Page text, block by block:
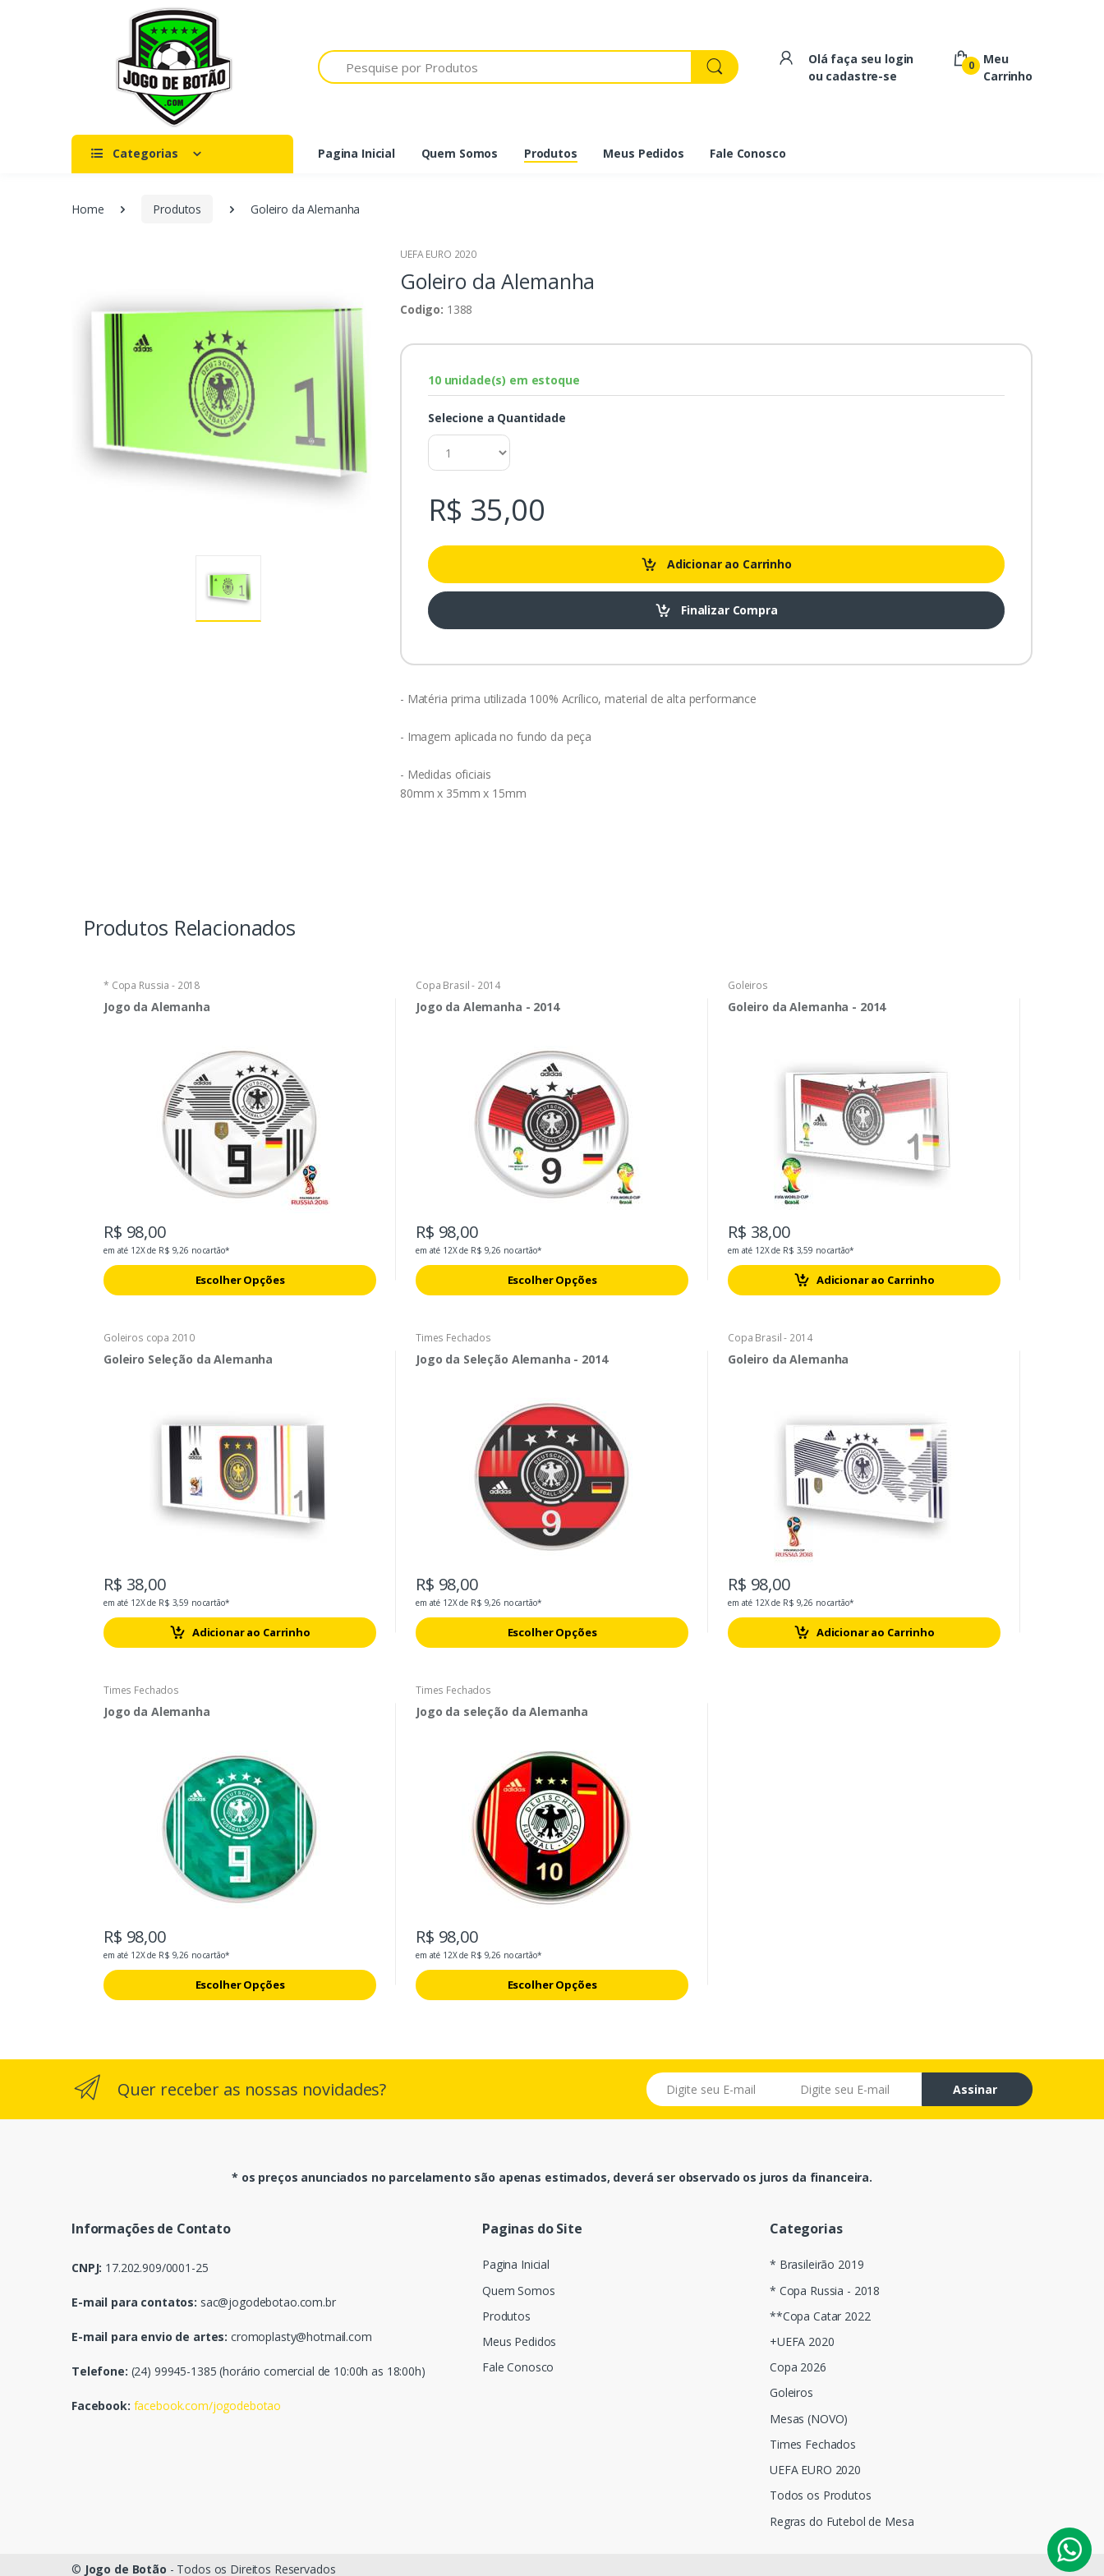
Pesquisar
Olá faça seu login
ou cadastre-se
0
Meu
Carrinho
Categorias Pagina Inicial Quem Somos Produtos Meus Pedidos Fale Conosco
Home Produtos Goleiro da Alemanha
UEFA EURO 2020
Goleiro da Alemanha
Codigo: 1388
10 unidade(s) em estoque
Selecione a Quantidade
R$ 35,00
Adicionar ao Carrinho
Finalizar Compra
- Matéria prima utilizada 100% Acrílico, material de alta performance
- Imagem aplicada no fundo da peça
- Medidas oficiais
80mm x 35mm x 15mm
Produtos Relacionados
* Copa Russia - 2018
Jogo da Alemanha
R$ 98,00
em até 12X de R$ 9,26 no cartão*
Escolher Opções
Copa Brasil - 2014
Jogo da Alemanha - 2014
R$ 98,00
em até 12X de R$ 9,26 no cartão*
Escolher Opções
Goleiros
Goleiro da Alemanha - 2014
R$ 38,00
em até 12X de R$ 3,59 no cartão*
Adicionar ao Carrinho
Goleiros copa 2010
Goleiro Seleção da Alemanha
R$ 38,00
em até 12X de R$ 3,59 no cartão*
Adicionar ao Carrinho
Times Fechados
Jogo da Seleção Alemanha - 2014
R$ 98,00
em até 12X de R$ 9,26 no cartão*
Escolher Opções
Copa Brasil - 2014
Goleiro da Alemanha
R$ 98,00
em até 12X de R$ 9,26 no cartão*
Adicionar ao Carrinho
Times Fechados
Jogo da Alemanha
R$ 98,00
em até 12X de R$ 9,26 no cartão*
Escolher Opções
Times Fechados
Jogo da seleção da Alemanha
R$ 98,00
em até 12X de R$ 9,26 no cartão*
Escolher Opções
Quer receber as nossas novidades? E-mail
Assinar
* os preços anunciados no parcelamento são apenas estimados, deverá ser observado os juros da financeira.
Informações de Contato
CNPJ: 17.202.909/0001-25
E-mail para contatos: sac@jogodebotao.com.br
E-mail para envio de artes: cromoplasty@hotmail.com
Telefone: (24) 99945-1385 (horário comercial de 10:00h as 18:00h)
Facebook: facebook.com/jogodebotao
Paginas do Site
Pagina Inicial
Quem Somos
Produtos
Meus Pedidos
Fale Conosco
Categorias
* Brasileirão 2019
* Copa Russia - 2018
**Copa Catar 2022
+UEFA 2020
Copa 2026
Goleiros
Mesas (NOVO)
Times Fechados
UEFA EURO 2020
Todos os Produtos
Regras do Futebol de Mesa
© Jogo de Botão - Todos os Direitos Reservados